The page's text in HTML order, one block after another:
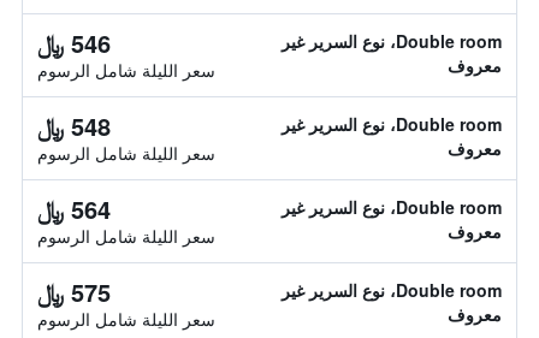
Double room، نوع السرير غير
معروف
546 ﷼
سعر الليلة شامل الرسوم
Double room، نوع السرير غير
معروف
548 ﷼
سعر الليلة شامل الرسوم
Double room، نوع السرير غير
معروف
564 ﷼
سعر الليلة شامل الرسوم
Double room، نوع السرير غير
معروف
575 ﷼
سعر الليلة شامل الرسوم